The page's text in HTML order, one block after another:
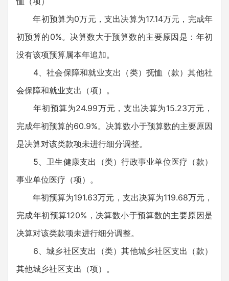
年初预算为0万元，支出决算为17.14万元，完成年
初预算的0%。决算数大于预算数的主要原因是：年初
没有该项预算属本年追加。
4、社会保障和就业支出（类）抚恤（款）其他社
会保障和就业支出（项）。
年初预算为24.99万元，支出决算为15.23万元，
完成年初预算的60.9%。决算数小于预算数的主要原因
是决算对该类款项未进行细分调整。
5、卫生健康支出（类）行政事业单位医疗（款）
事业单位医疗（项）。
年初预算为191.63万元，支出决算为119.68万元，
完成年初预算120%，决算数小于预算数的主要原因是
决算对该类款项未进行细分调整。
6、城乡社区支出（类）其他城乡社区支出（款）
其他城乡社区支出（项）。